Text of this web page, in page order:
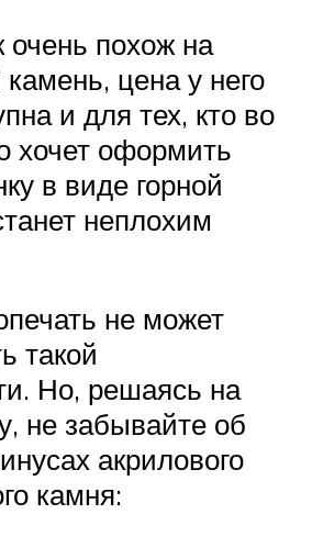
очень похож на
цена у него
и для тех, кто во
хочет оформить
в виде горной
неплохим
не может
такой
Но, решаясь на
не забывайте об
акрилового
камня: